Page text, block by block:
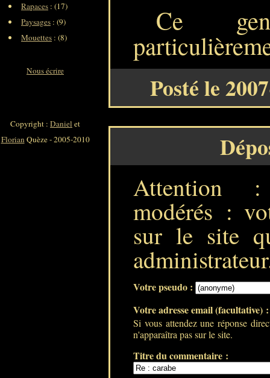
Ce
Posté le
Attention :
modérés :
sur le site
Votre pseudo :
Votre adresse email (facultative)
Si vous attendez une réponse
n'apparaîtra pas sur le site.
Titre du commentaire :
Rapaces : (17)
Paysages : (9)
Mouettes : (8)
Nous écrire
Copyright : Daniel et
FlorianQuèze - 2005-2010